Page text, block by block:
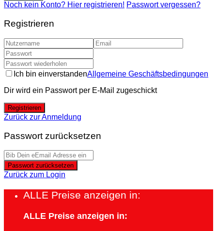
Noch kein Konto? Hier registrieren! Passwort vergessen?
Registrieren
Ich bin einverstandenAllgemeine Geschäftsbedingungen
Dir wird ein Passwort per E-Mail zugeschickt
Registrieren
Zurück zur Anmeldung
Passwort zurücksetzen
Passwort zurücksetzen
Zurück zum Login
ALLE Preise anzeigen in:
ALLE Preise anzeigen in: